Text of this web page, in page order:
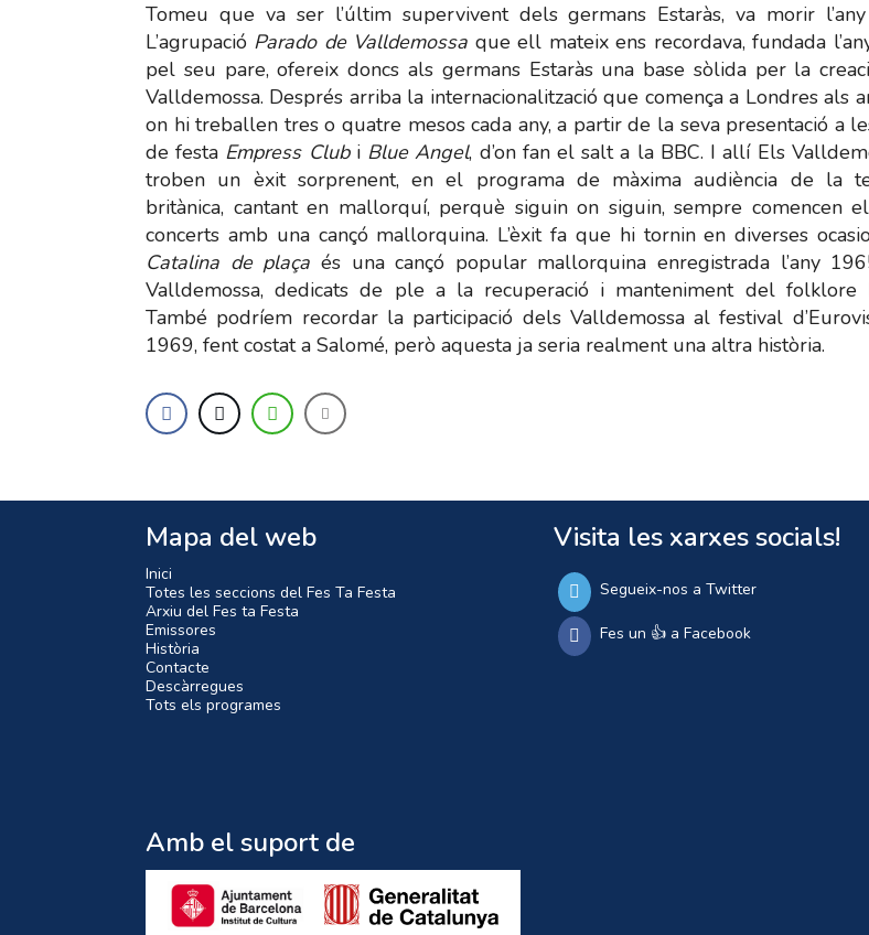
Tomeu que va ser l’últim supervivent dels germans Estaràs, va morir
L’agrupació Parado de Valldemossa que ell mateix ens recordava, fundada
pel seu pare, ofereix doncs als germans Estaràs una base sòlida per la
Valldemossa. Després arriba la internacionalització que comença a Londres als
on hi treballen tres o quatre mesos cada any, a partir de la seva presentació a
de festa Empress Clubi Blue Angel, d’on fan el salt a la BBC. I allí Els
troben un èxit sorprenent, en el programa de màxima audiència de la
britànica, cantant en mallorquí, perquè siguin on siguin, sempre comencen
concerts amb una cançó mallorquina. L’èxit fa que hi tornin en diverses
Catalina de plaça és una cançó popular mallorquina enregistrada l’any
Valldemossa, dedicats de ple a la recuperació i manteniment del folklore
També podríem recordar la participació dels Valldemossa al festival
1969, fent costat a Salomé, però aquesta ja seria realment una altra història.
Mapa del web
Inici
Totes les seccions del Fes Ta Festa
Arxiu del Fes ta Festa
Emissores
Història
Contacte
Descàrregues
Tots els programes
Visita les xarxes socials!
Segueix-nos a Twitter
Fes un 👍 a Facebook
Amb el suport de